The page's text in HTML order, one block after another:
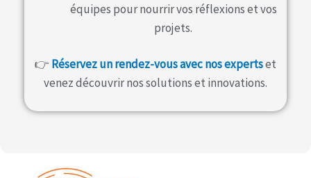
équipes pour nourrir vos réflexions et vos
projets.
👉 Réservez un rendez-vous avec nos expertset
venez découvrir nos solutions et innovations.